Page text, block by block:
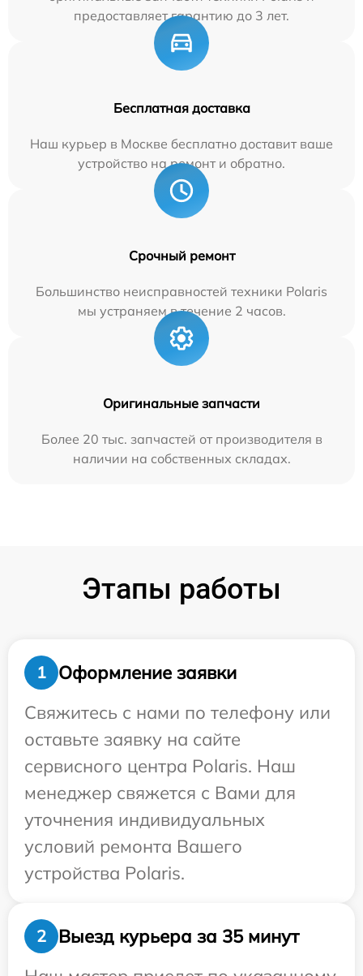
предоставляет гарантию до 3 лет.
Бесплатная доставка
Наш курьер в Москве бесплатно доставит ваше
устройство на ремонт и обратно.
Срочный ремонт
Большинство неисправностей техники Polaris
мы устраняем в течение 2 часов.
Оригинальные запчасти
Более 20 тыс. запчастей от производителя в
наличии на собственных складах.
Этапы работы
1
Оформление заявки
Свяжитесь с нами по телефону или
оставьте заявку на сайте
сервисного центра Polaris. Наш
менеджер свяжется с Вами для
уточнения индивидуальных
условий ремонта Вашего
устройства Polaris.
2
Выезд курьера за 35 минут